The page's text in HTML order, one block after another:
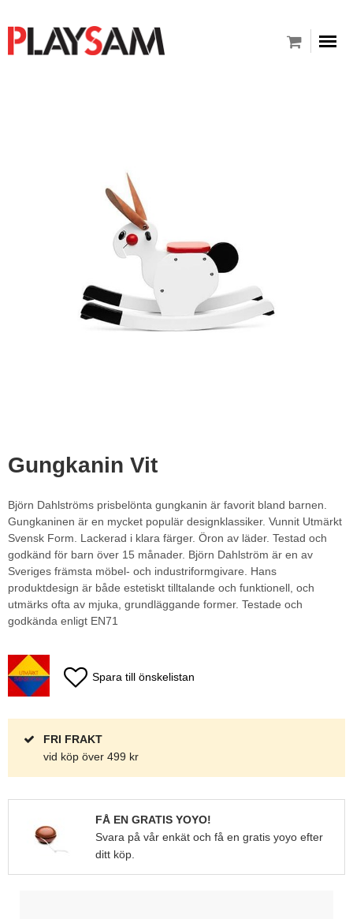
Gungkanin Vit
Björn Dahlströms prisbelönta gungkanin är favorit bland barnen.
Gungkaninen är en mycket populär designklassiker. Vunnit Utmärkt
Svensk Form. Lackerad i klara färger. Öron av läder. Testad och
godkänd för barn över 15 månader. Björn Dahlström är en av
Sveriges främsta möbel- och industriformgivare. Hans
produktdesign är både estetiskt tilltalande och funktionell, och
utmärks ofta av mjuka, grundläggande former. Testade och
godkända enligt EN71
Spara till önskelistan
FRI FRAKT
vid köp över 499 kr
FÅ EN GRATIS YOYO!
Svara på vår enkät och få en gratis yoyo efter
ditt köp.